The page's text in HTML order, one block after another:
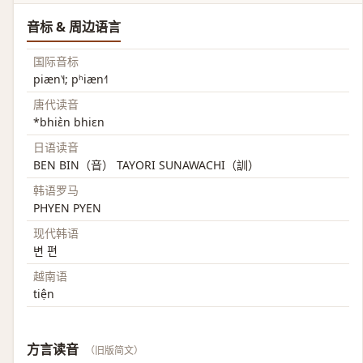
音标 & 周边语言
国际音标
piæn˥˧; pʰiæn˧˥
唐代读音
*bhiɛ̀n bhiɛn
日语读音
BEN BIN（音） TAYORI SUNAWACHI（訓）
韩语罗马
PHYEN PYEN
现代韩语
변 편
越南语
tiện
方言读音 （旧版简文）